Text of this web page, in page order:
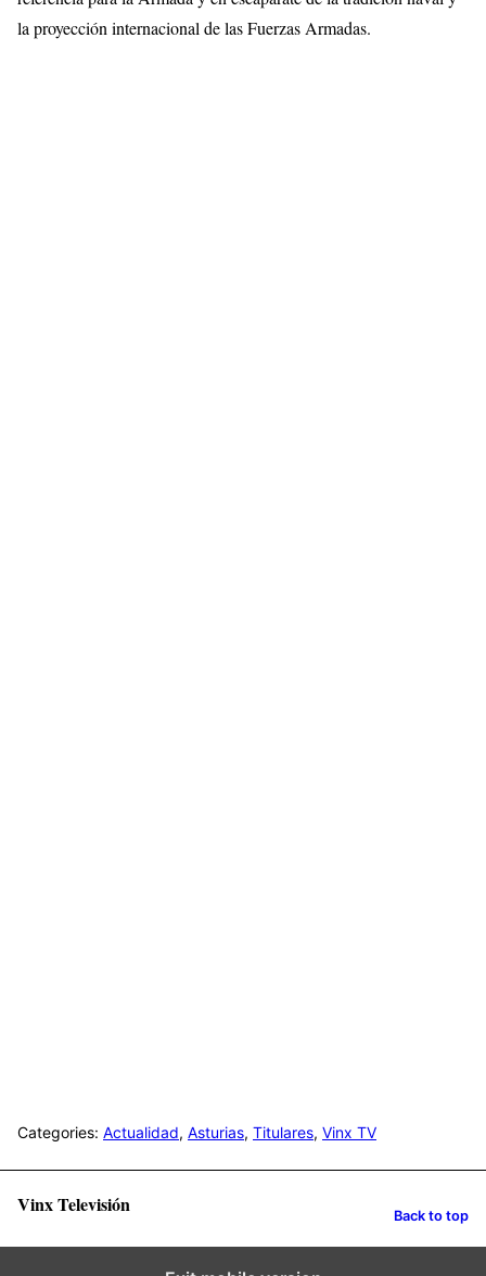
la proyección internacional de las Fuerzas Armadas.
Categories: Actualidad, Asturias, Titulares, Vinx TV
Vinx Televisión Back to top